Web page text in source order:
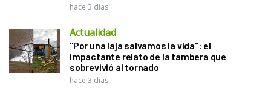
hace 3 días
Actualidad
"Por una laja salvamos la vida": el
impactante relato de la tambera que
sobrevivió al tornado
hace 3 días